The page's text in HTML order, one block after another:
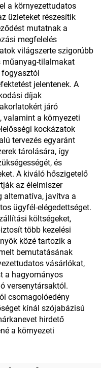
a környezettudatos
üzleteket részesítik
mutatnak a
megfelelés
világszerte szigorúbb
műanyag-tilalmakat
fogyasztói
jelentenek. A
díjak
járó
valamint a környezeti
kockázatok
tervezés egyaránt
tárolására, így
és
A kiváló hőszigetelő
az élelmiszer
alternatíva, javítva a
ügyfél-elégedettséget.
költségeket,
több kezelési
közé tartozik a
bemutatásának
vásárlókat,
a hagyományos
versenytársaktól.
csomagolóedény
kínál szójabázisú
hirdető
a környezeti